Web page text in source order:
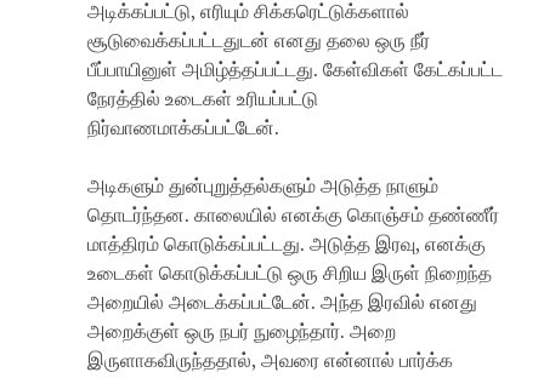
அடிக்கப்பட்டு, எரியும் சிக்கரெட்டுக்களால்
சூடுவைக்கப்பட்டதுடன் எனது தலை ஒரு நீர்
பீப்பாயினுள் அமிழ்த்தப்பட்டது. கேள்விகள் கேட்கப்பட்ட
நேரத்தில் உடைகள் உரியப்பட்டு
நிர்வாணமாக்கப்பட்டேன்.
அடிகளும் துன்புறுத்தல்களும் அடுத்த நாளும்
தொடர்ந்தன. காலையில் எனக்கு கொஞ்சம் தண்ணீர்
மாத்திரம் கொடுக்கப்பட்டது. அடுத்த இரவு, எனக்கு
உடைகள் கொடுக்கப்பட்டு ஒரு சிறிய இருள் நிறைந்த
அறையில் அடைக்கப்பட்டேன். அந்த இரவில் எனது
அறைக்குள் ஒரு நபர் நுழைந்தார். அறை
இருளாகவிருந்ததால், அவரை என்னால் பார்க்க